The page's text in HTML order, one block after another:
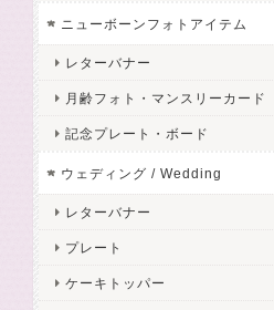
ニューボーンフォトアイテム
レターバナー
月齢フォト・マンスリーカード
記念プレート・ボード
ウェディング / Wedding
レターバナー
プレート
ケーキトッパー